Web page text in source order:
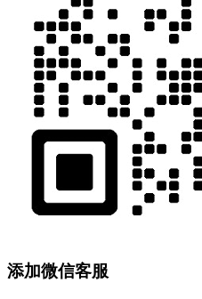
添加微信客服